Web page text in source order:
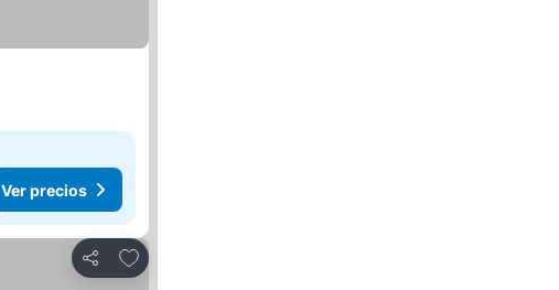
Ver precios
Compartir
Añadir a favoritos